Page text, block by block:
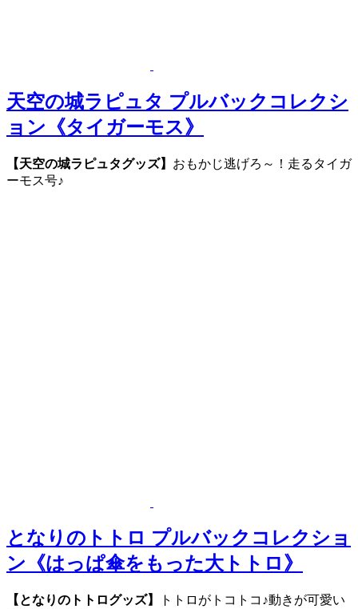
天空の城ラピュタ プルバックコレクシ
ョン《タイガーモス》
【天空の城ラピュタグッズ】 おもかじ逃げろ～！走るタイガ
ーモス号♪
となりのトトロ プルバックコレクショ
ン《はっぱ傘をもった大トトロ》
【となりのトトログッズ】
トトロがトコトコ♪動きが可愛い